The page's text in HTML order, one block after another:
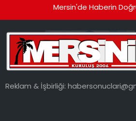
Mersin'de Haberin
Reklam & İşbirliği: